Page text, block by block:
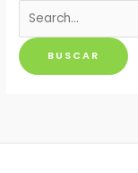
Buscar
por: